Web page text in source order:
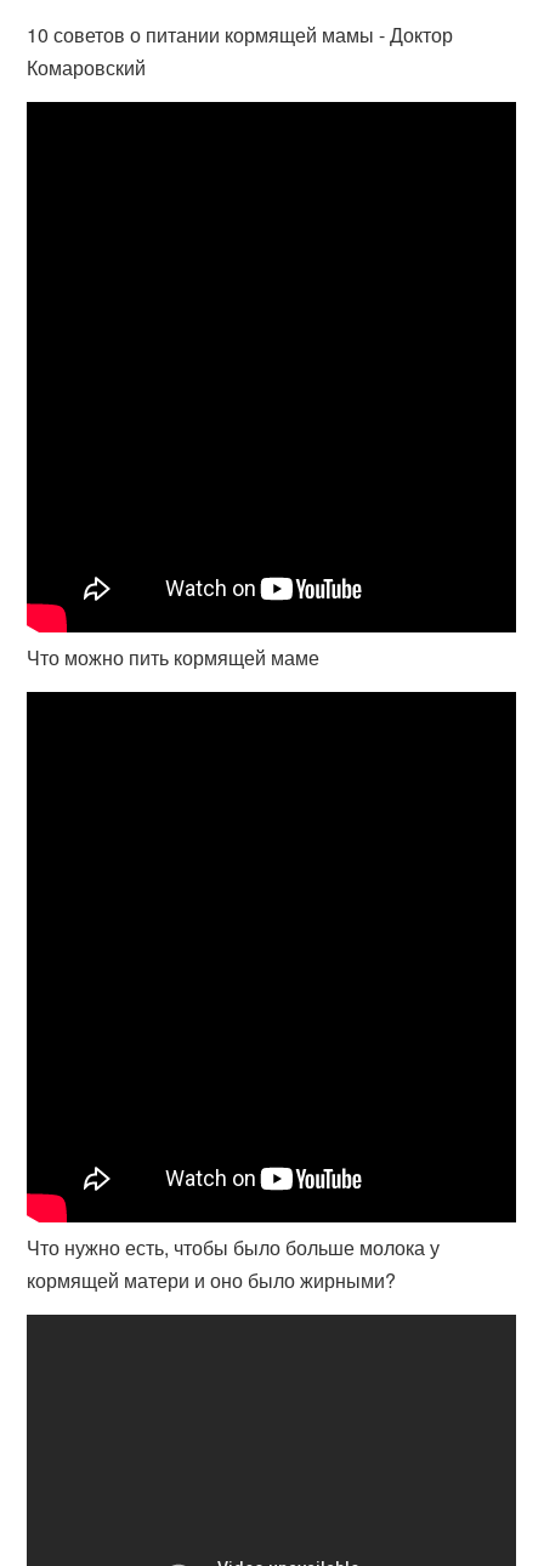
10 советов о питании кормящей мамы - Доктор
Комаровский
Что можно пить кормящей маме
Что нужно есть, чтобы было больше молока у
кормящей матери и оно было жирными?